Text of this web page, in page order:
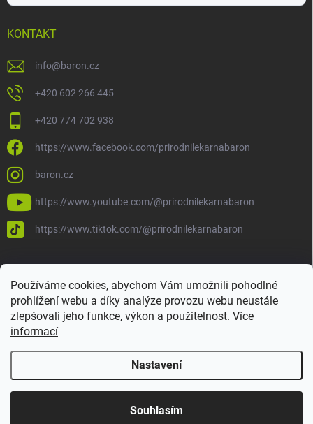
Používáme cookies, abychom Vám umožnili pohodlné
prohlížení webu a díky analýze provozu webu neustále
zlepšovali jeho funkce, výkon a použitelnost. Více
informací
Nastavení
Souhlasím
KONTAKT
info@baron.cz
+420 602 266 445
+420 774 702 938
https://www.facebook.com/prirodnilekarnabaron
baron.cz
https://www.youtube.com/@prirodnilekarnabaron
https://www.tiktok.com/@prirodnilekarnabaron
Vytvořil Shoptet
. Všechna práva vyhrazena.
cookies